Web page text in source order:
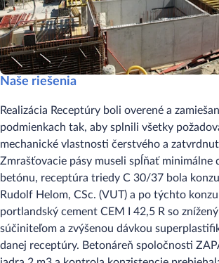
Naše riešenia
Realizácia Receptúry boli overené a
podmienkach tak, aby splnili všetky
mechanické vlastnosti čerstvého a
Zmrašťovacie pásy museli spĺňať minimálne
betónu, receptúra triedy C 30/37 bola
Rudolf Helom, CSc. (VUT) a po týchto
portlandský cement CEM I 42,5 R so
súčiniteľom a zvýšenou dávkou
danej receptúry. Betonáreň spoločnosti